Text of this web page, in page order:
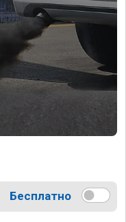
Бесплатно